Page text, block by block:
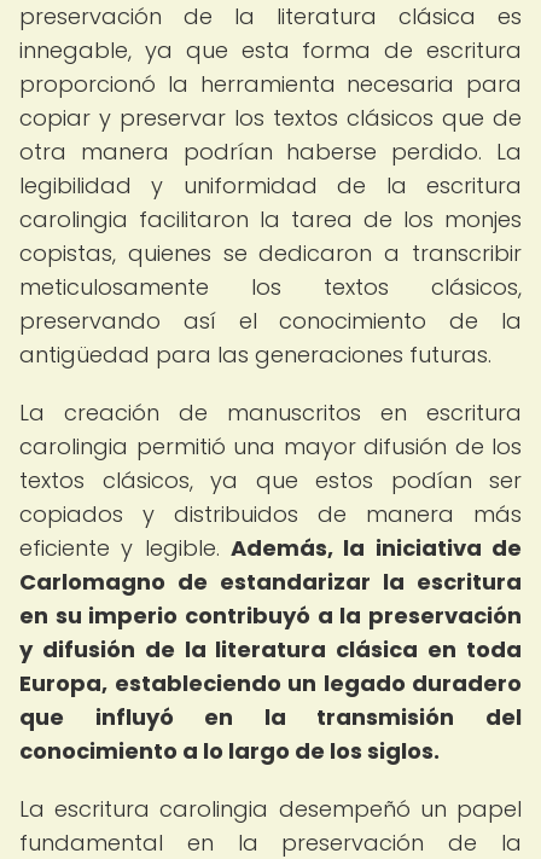
preservación de la literatura clásica es
innegable, ya que esta forma de escritura
proporcionó la herramienta necesaria para
copiar y preservar los textos clásicos que de
otra manera podrían haberse perdido. La
legibilidad y uniformidad de la escritura
carolingia facilitaron la tarea de los monjes
copistas, quienes se dedicaron a transcribir
meticulosamente los textos clásicos,
preservando así el conocimiento de la
antigüedad para las generaciones futuras.
La creación de manuscritos en escritura
carolingia permitió una mayor difusión de los
textos clásicos, ya que estos podían ser
copiados y distribuidos de manera más
eficiente y legible. Además, la iniciativa de
Carlomagno de estandarizar la escritura
en su imperio contribuyó a la preservación
y difusión de la literatura clásica en toda
Europa, estableciendo un legado duradero
que influyó en la transmisión del
conocimiento a lo largo de los siglos.
La escritura carolingia desempeñó un papel
fundamental en la preservación de la